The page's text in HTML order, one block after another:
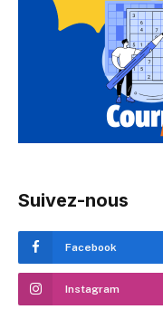
Suivez-nous
Facebook
Instagram